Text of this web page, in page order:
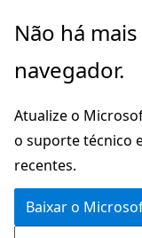
Pular
o
principal
Não há
navegador.
Atualize o
o suporte técnico
recentes.
Baixar o